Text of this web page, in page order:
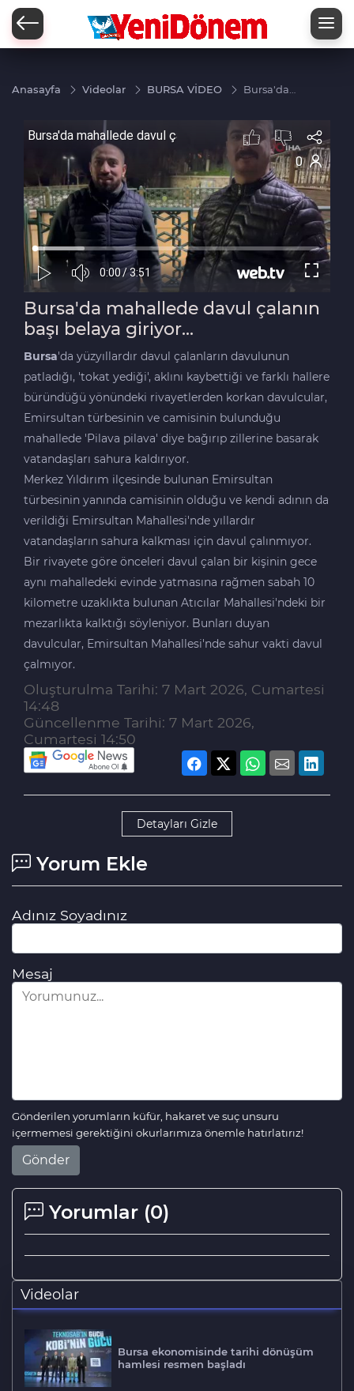
Anasayfa Videolar BURSA VİDEO
Bursa'da
çalanın
başı
belaya
giriyor...
Bursa'da mahallede davul çalanın
başı belaya giriyor...
Bursa'da yüzyıllardır davul çalanların davulunun
patladığı, 'tokat yediği', aklını kaybettiği ve farklı hallere
büründüğü yönündeki rivayetlerden korkan davulcular,
Emirsultan türbesinin ve camisinin bulunduğu
mahallede 'Pilava pilava' diye bağırıp zillerine basarak
vatandaşları sahura kaldırıyor.
Merkez Yıldırım ilçesinde bulunan Emirsultan
türbesinin yanında camisinin olduğu ve kendi adının da
verildiği Emirsultan Mahallesi'nde yıllardır
vatandaşların sahura kalkması için davul çalınmıyor.
Bir rivayete göre önceleri davul çalan bir kişinin gece
aynı mahalledeki evinde yatmasına rağmen sabah 10
kilometre uzaklıkta bulunan Atıcılar Mahallesi'ndeki bir
mezarlıkta kalktığı söyleniyor. Bunları duyan
davulcular, Emirsultan Mahallesi'nde sahur vakti davul
çalmıyor.
Oluşturulma Tarihi: 7 Mart 2026, Cumartesi
14:48
Güncellenme Tarihi: 7 Mart 2026,
Cumartesi 14:50
Detayları Gizle
Yorum Ekle
Adınız Soyadınız
Mesaj
Gönderilen yorumların küfür, hakaret ve suç unsuru
içermemesi gerektiğini okurlarımıza önemle hatırlatırız!
Gönder
Yorumlar (0)
Videolar
Bursa ekonomisinde tarihi dönüşüm
hamlesi resmen başladı